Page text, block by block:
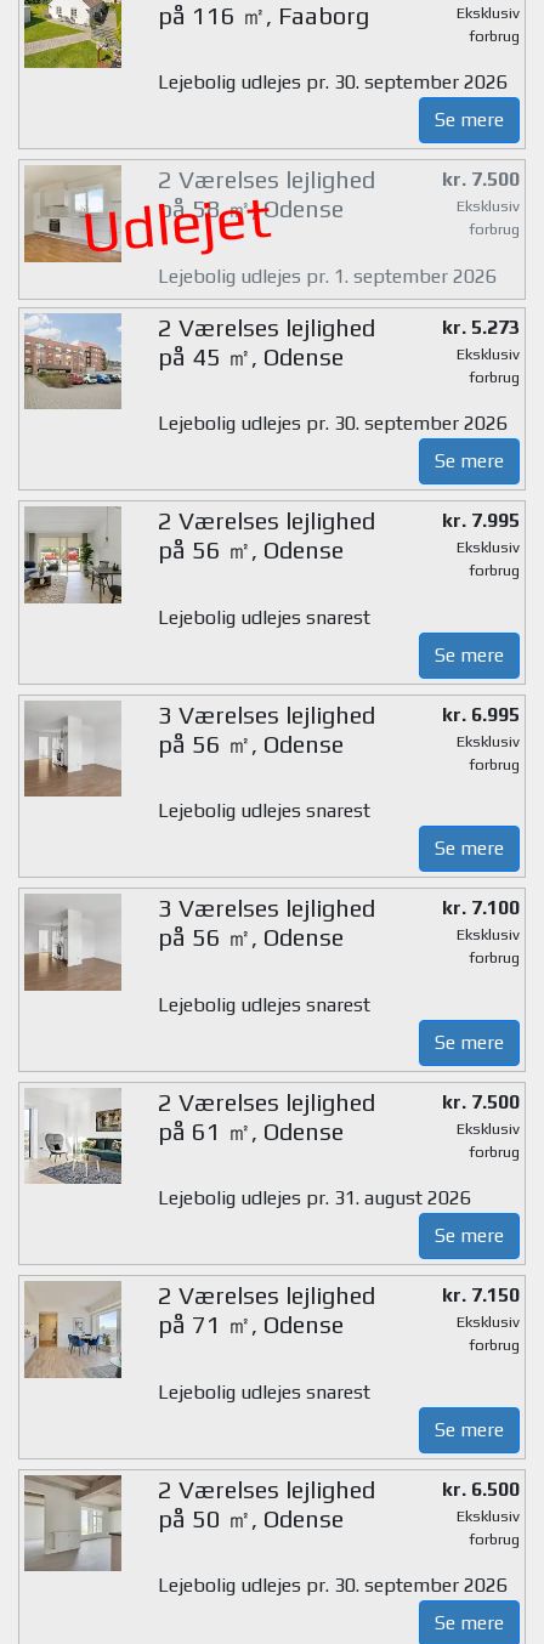
på 116 ㎡, Faaborg
Eksklusiv
forbrug
Lejebolig udlejes pr. 30. september 2026
Se mere
Udlejet
2 Værelses lejlighed
på 58 ㎡, Odense
kr. 7.500
Eksklusiv
forbrug
Lejebolig udlejes pr. 1. september 2026
2 Værelses lejlighed
på 45 ㎡, Odense
kr. 5.273
Eksklusiv
forbrug
Lejebolig udlejes pr. 30. september 2026
Se mere
2 Værelses lejlighed
på 56 ㎡, Odense
kr. 7.995
Eksklusiv
forbrug
Lejebolig udlejes snarest
Se mere
3 Værelses lejlighed
på 56 ㎡, Odense
kr. 6.995
Eksklusiv
forbrug
Lejebolig udlejes snarest
Se mere
3 Værelses lejlighed
på 56 ㎡, Odense
kr. 7.100
Eksklusiv
forbrug
Lejebolig udlejes snarest
Se mere
2 Værelses lejlighed
på 61 ㎡, Odense
kr. 7.500
Eksklusiv
forbrug
Lejebolig udlejes pr. 31. august 2026
Se mere
2 Værelses lejlighed
på 71 ㎡, Odense
kr. 7.150
Eksklusiv
forbrug
Lejebolig udlejes snarest
Se mere
2 Værelses lejlighed
på 50 ㎡, Odense
kr. 6.500
Eksklusiv
forbrug
Lejebolig udlejes pr. 30. september 2026
Se mere